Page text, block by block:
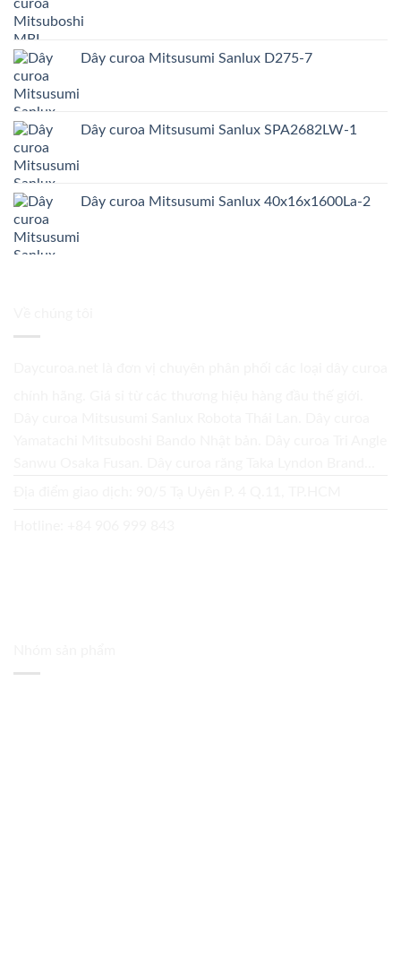
Dây curoa Mitsusumi Sanlux D275-7
Dây curoa Mitsusumi Sanlux SPA2682LW-1
Dây curoa Mitsusumi Sanlux 40x16x1600La-2